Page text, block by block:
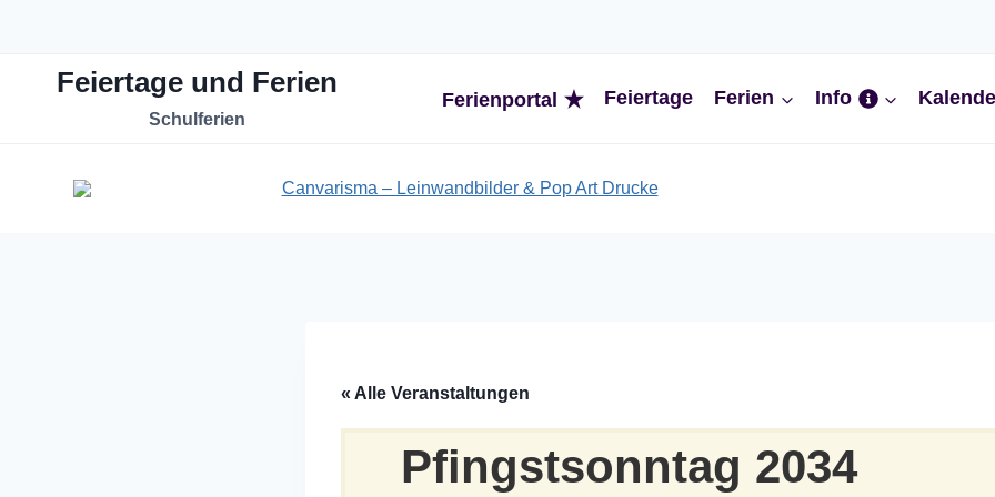
springenFeiertage und Ferien
Schulferien
Ferienportal Feiertage Ferien Info
« Alle Veranstaltungen
Pfingstsonntag 2034